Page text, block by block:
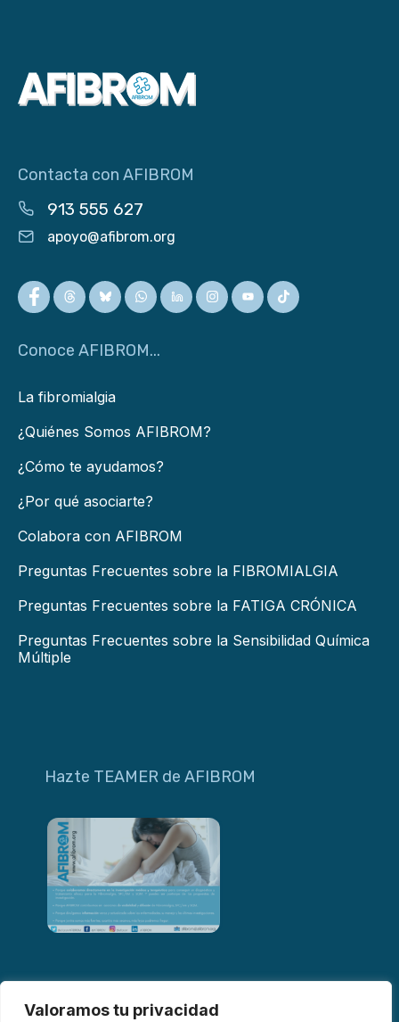
Valoramos tu privacidad
Contacta con AFIBROM
913 555 627
apoyo@afibrom.org
Conoce AFIBROM...
La fibromialgia
¿Quiénes Somos AFIBROM?
¿Cómo te ayudamos?
¿Por qué asociarte?
Colabora con AFIBROM
Preguntas Frecuentes sobre la FIBROMIALGIA
Preguntas Frecuentes sobre la FATIGA CRÓNICA
Preguntas Frecuentes sobre la Sensibilidad Química
Múltiple
Hazte TEAMER de AFIBROM